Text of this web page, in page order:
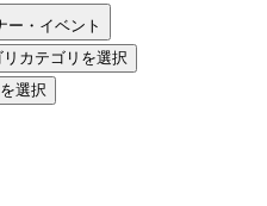
ー・イベント
カテゴリを選択
選択